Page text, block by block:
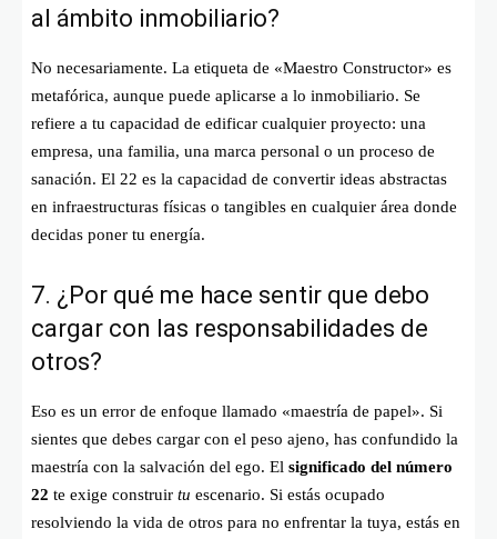
al ámbito inmobiliario?
No necesariamente. La etiqueta de «Maestro Constructor» es
metafórica, aunque puede aplicarse a lo inmobiliario. Se
refiere a tu capacidad de edificar cualquier proyecto: una
empresa, una familia, una marca personal o un proceso de
sanación. El 22 es la capacidad de convertir ideas abstractas
en infraestructuras físicas o tangibles en cualquier área donde
decidas poner tu energía.
7. ¿Por qué me hace sentir que debo
cargar con las responsabilidades de
otros?
Eso es un error de enfoque llamado «maestría de papel». Si
sientes que debes cargar con el peso ajeno, has confundido la
maestría con la salvación del ego. El significado del número
22 te exige construir tu escenario. Si estás ocupado
resolviendo la vida de otros para no enfrentar la tuya, estás en